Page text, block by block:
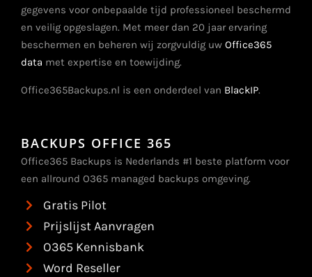
gegevens voor onbepaalde tijd professioneel beschermd
en veilig opgeslagen. Met meer dan 20 jaar ervaring
beschermen en beheren wij zorgvuldig uw Office365
data met expertise en toewijding.
Office365Backups.nl is een onderdeel van BlackIP.
BACKUPS OFFICE 365
Office365 Backups is Nederlands #1 beste platform voor
een allround O365 managed backups omgeving.
Gratis Pilot
Prijslijst Aanvragen
O365 Kennisbank
Word Reseller